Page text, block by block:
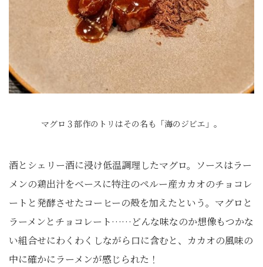
マグロ３部作のトリはその名も「海のジビエ」。
酒とシェリー酒に浸け低温調理したマグロ。ソースはラー
メンの鶏出汁をベースに特注のペルー産カカオのチョコレ
ートと発酵させたコーヒーの殻を加えたという。マグロと
ラーメンとチョコレート……どんな味なのか想像もつかな
い組合せにわくわくしながら口に含むと、カカオの風味の
中に確かにラーメンが感じられた！